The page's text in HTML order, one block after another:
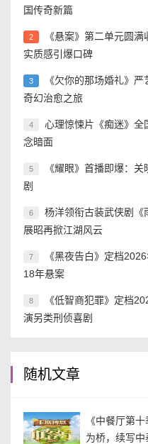
国传奇新篇
2
《悬案》第二单元圆
实质感引爆口碑
3
《欠你的那场婚礼》
奇幻治愈之旅
4
心理惊悚片《痴迷》全
念暗面
5
《耀眼》首播即爆：
剧
6
杨洋领衔古装武侠剧
展昭再掀江湖风云
7
《黑夜告白》定档
18年悬案
8
《低智商犯罪》定档
演另类刑侦喜剧
随机文章
《中餐厅第
为桥，续写